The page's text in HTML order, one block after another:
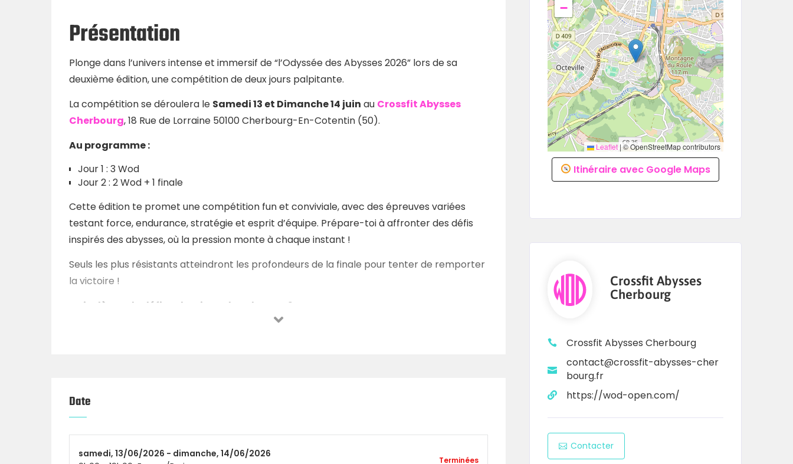
Présentation
Plonge dans l’univers intense et immersif de “l’Odyssée des Abysses 2026” lors de sa
deuxième édition, une compétition de deux jours palpitante.
La compétition se déroulera le Samedi 13 et Dimanche 14 juin au Crossfit Abysses
Cherbourg, 18 Rue de Lorraine 50100 Cherbourg-En-Cotentin (50).
Au programme :
Jour 1 : 3 Wod
Jour 2 : 2 Wod + 1 finale
Cette édition te promet une compétition fun et conviviale, avec des épreuves variées
testant force, endurance, stratégie et esprit d’équipe. Prépare-toi à affronter des défis
inspirés des abysses, où la pression monte à chaque instant !
Seuls les plus résistants atteindront les profondeurs de la finale pour tenter de remporter
la victoire !
Qui relèvera le défi et dominera les abysses ?
Catégories
50 équipesde 2 :
Date
samedi, 13/06/2026 - dimanche, 14/06/2026
Terminées
−
Leaflet |© OpenStreetMap contributors
Itinéraire avec Google Maps
Crossfit Abysses
Cherbourg
Crossfit Abysses Cherbourg
contact@crossfit-abysses-cher
bourg.fr
https://wod-open.com/
Contacter